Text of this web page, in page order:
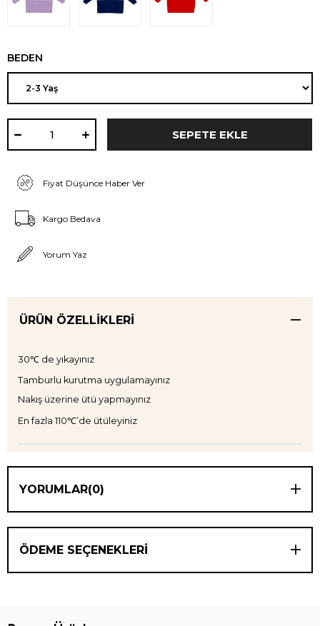
BEDEN
Fiyat Düşünce Haber Ver
Kargo Bedava
Yorum Yaz
ÜRÜN ÖZELLIKLERI
30℃ de yıkayınız
Tamburlu kurutma uygulamayınız
Nakış üzerine ütü yapmayınız
En fazla 110℃’de ütüleyiniz
YORUMLAR(0)
ÖDEME SEÇENEKLERI